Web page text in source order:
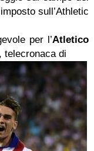
sull’Athletic
per l’Atletico
, telecronaca di